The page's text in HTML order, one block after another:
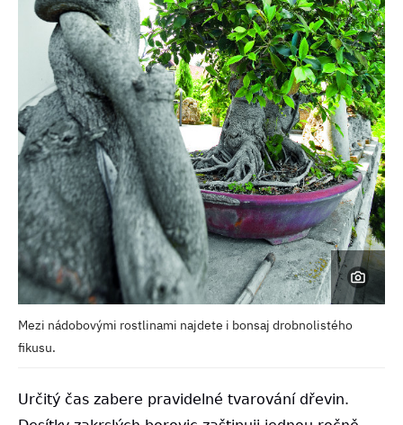
Mezi nádobovými rostlinami najdete i bonsaj drobnolistého
fikusu.
Určitý čas zabere pravidelné tvarování dřevin.